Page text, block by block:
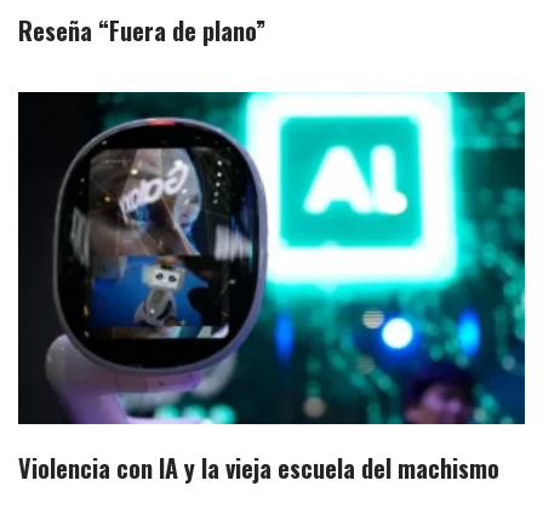
Reseña “Fuera de plano”
Violencia con IA y la vieja escuela del machismo